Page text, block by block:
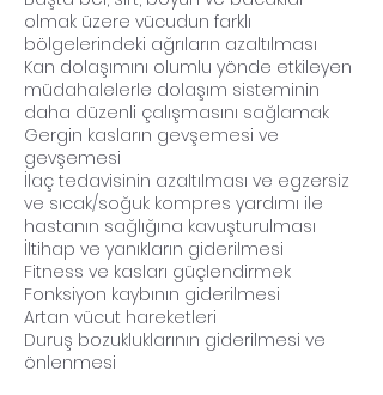
olmak üzere vücudun farklı
bölgelerindeki ağrıların azaltılması
Kan dolaşımını olumlu yönde etkileyen
müdahalelerle dolaşım sisteminin
daha düzenli çalışmasını sağlamak
Gergin kasların gevşemesi ve
gevşemesi
İlaç tedavisinin azaltılması ve egzersiz
ve sıcak/soğuk kompres yardımı ile
hastanın sağlığına kavuşturulması
İltihap ve yanıkların giderilmesi
Fitness ve kasları güçlendirmek
Fonksiyon kaybının giderilmesi
Artan vücut hareketleri
Duruş bozukluklarının giderilmesi ve
önlenmesi